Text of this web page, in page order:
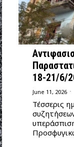
18-21/6/
June 11, 2026
Τέσσερις